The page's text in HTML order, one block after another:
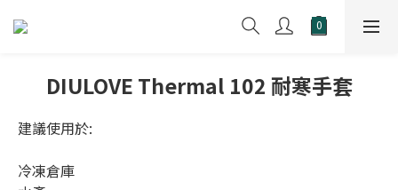
DIULOVE Thermal 102 耐寒手套
建議使用於:
冷凍倉庫